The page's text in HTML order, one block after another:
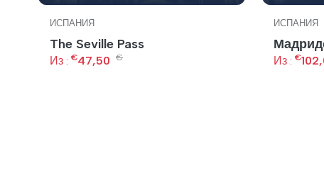
ИСПАНИЯ
The Seville Pass
Из : €47,50 €
ИСПАНИЯ
Из : €